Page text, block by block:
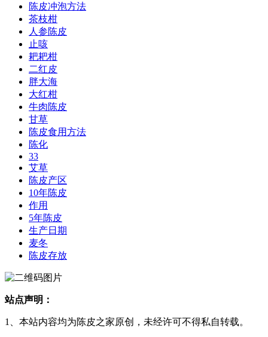
陈皮冲泡方法
茶枝柑
人参陈皮
止咳
耙耙柑
二红皮
胖大海
大红柑
牛肉陈皮
甘草
陈皮食用方法
陈化
33
艾草
陈皮产区
10年陈皮
作用
5年陈皮
生产日期
麦冬
陈皮存放
站点声明：
1、本站内容均为陈皮之家原创，未经许可不得私自转载。